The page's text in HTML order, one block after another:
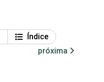
Índice
próxima